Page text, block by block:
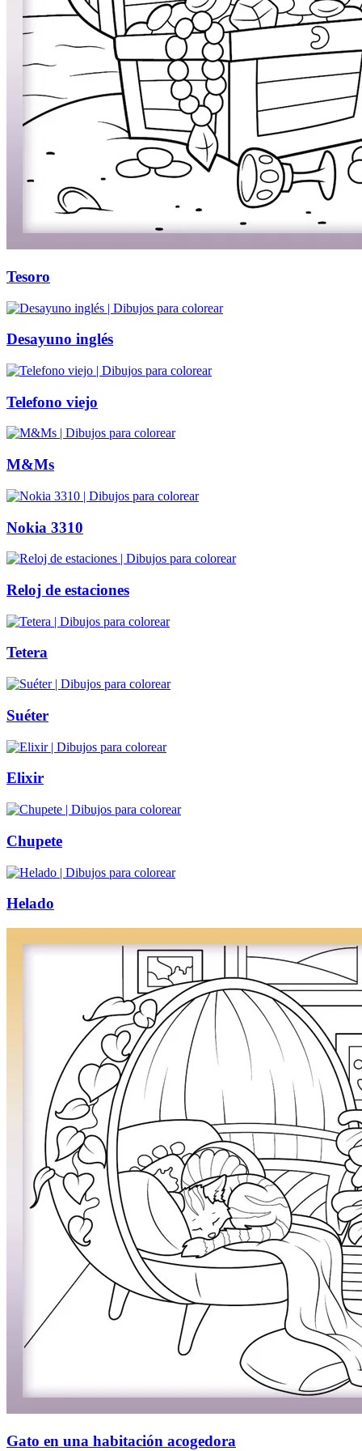
Halloween y otoño
Invierno y navidad
Música e instrumentos musicales
Peluches y caballos
Primavera y pascua
San Valentín y amor
Verano y vacaciones
Nezaradené
Sin categorizar
Tesoro
Desayuno inglés
Telefono viejo
M&Ms
Nokia 3310
Reloj de estaciones
Tetera
Suéter
Elixir
Chupete
Helado
Gato en una habitación acogedora